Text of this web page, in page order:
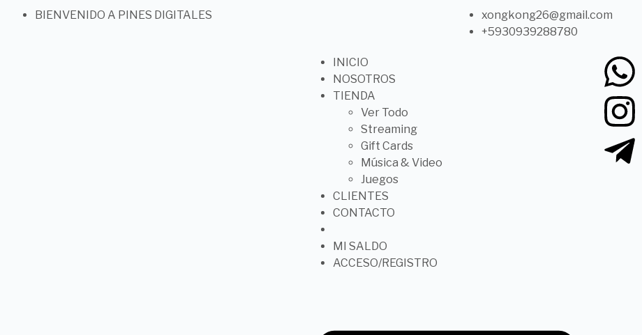
BIENVENIDO A PINES DIGITALES
xongkong26@gmail.com
+5930939288780
INICIO
NOSOTROS
TIENDA
Ver Todo
Streaming
Gift Cards
Música & Video
Juegos
CLIENTES
CONTACTO
MI SALDO
ACCESO/REGISTRO